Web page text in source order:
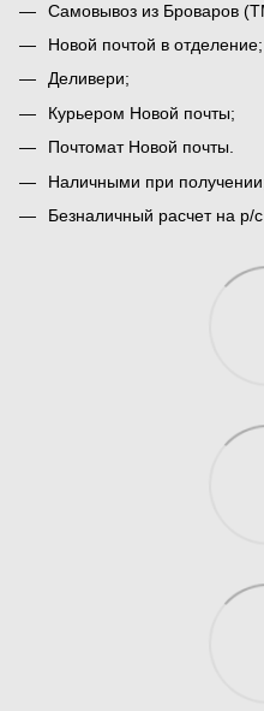
Самовывоз из Броваров
Новой почтой в отделение;
Деливери;
Курьером Новой почты;
Почтомат Новой почты.
Наличными при
Безналичный расчет на р/